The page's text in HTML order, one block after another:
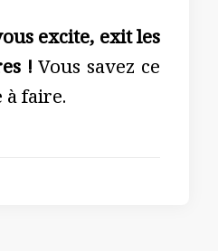
excite, exit les
! Vous savez ce
à faire.